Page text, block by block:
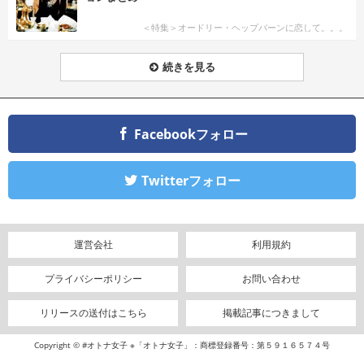
＜特集＞オードリー・ヘップバーンに恋して。。。
続きを見る
Facebookフォロー
Twitterフォロー
運営会社 利用規約
プライバシーポリシー お問い合わせ
リリースの送付はこちら 掲載記事につきまして
Copyright © #オトナ女子 ※「オトナ女子」：商標登録番号：第５９１６５７４号